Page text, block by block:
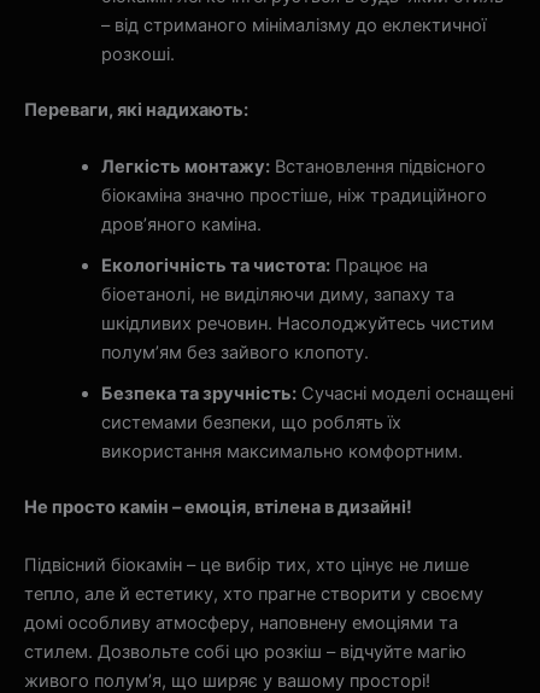
– від стриманого мінімалізму до еклектичної
розкоші.
Переваги, які надихають:
Легкість монтажу:Встановлення підвісного
біокаміна значно простіше, ніж традиційного
дров’яного каміна.
Екологічність та чистота:Працює на
біоетанолі, не виділяючи диму, запаху та
шкідливих речовин. Насолоджуйтесь чистим
полум’ям без зайвого клопоту.
Безпека та зручність:Сучасні моделі оснащені
системами безпеки, що роблять їх
використання максимально комфортним.
Не просто камін – емоція, втілена в дизайні!
Підвісний біокамін – це вибір тих, хто цінує не лише
тепло, але й естетику, хто прагне створити у своєму
домі особливу атмосферу, наповнену емоціями та
стилем. Дозвольте собі цю розкіш – відчуйте магію
живого полум’я, що ширяє у вашому просторі!